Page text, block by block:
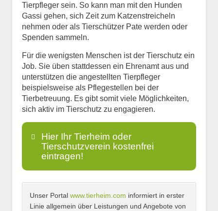
Tierpfleger sein. So kann man mit den Hunden
Gassi gehen, sich Zeit zum Katzenstreicheln
nehmen oder als Tierschützer Pate werden oder
Spenden sammeln.
Für die wenigsten Menschen ist der Tierschutz ein
Job. Sie üben stattdessen ein Ehrenamt aus und
unterstützen die angestellten Tierpfleger
beispielsweise als Pflegestellen bei der
Tierbetreuung. Es gibt somit viele Möglichkeiten,
sich aktiv im Tierschutz zu engagieren.
Hier Ihr Tierheim oder
Tierschutzverein kostenfrei
eintragen!
Name*
Unser Portal www.tierheim.com informiert in erster
Linie allgemein über Leistungen und Angebote von